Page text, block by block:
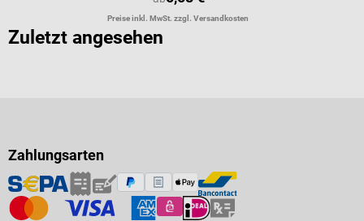
Preise inkl. MwSt. zzgl. Versandkosten
Zuletzt angesehen
Zahlungsarten